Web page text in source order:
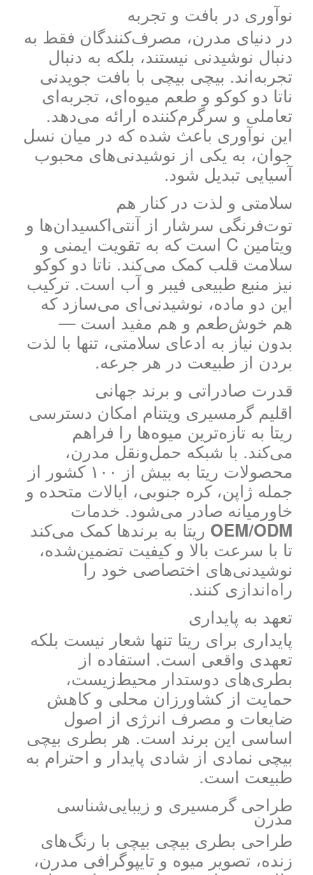
نوآوری در بافت و تجربه
در دنیای مدرن، مصرف‌کنندگان فقط به
دنبال نوشیدنی نیستند، بلکه به دنبال
تجربه‌اند. بیچی بیچی با بافت جویدنی
ناتا دو کوکو و طعم میوه‌ای، تجربه‌ای
تعاملی و سرگرم‌کننده ارائه می‌دهد.
این نوآوری باعث شده که در میان نسل
جوان، به یکی از نوشیدنی‌های محبوب
آسیایی تبدیل شود.
سلامتی و لذت در کنار هم
توت‌فرنگی سرشار از آنتی‌اکسیدان‌ها و
ویتامین C است که به تقویت ایمنی و
سلامت قلب کمک می‌کند. ناتا دو کوکو
نیز منبع طبیعی فیبر و آب است. ترکیب
این دو ماده، نوشیدنی‌ای می‌سازد که
هم خوش‌طعم و هم مفید است —
بدون نیاز به ادعای سلامتی، تنها با لذت
بردن از طبیعت در هر جرعه.
قدرت صادراتی و برند جهانی
اقلیم گرمسیری ویتنام امکان دسترسی
ریتا به تازه‌ترین میوه‌ها را فراهم
می‌کند. با شبکه حمل‌ونقل مدرن،
محصولات ریتا به بیش از ۱۰۰ کشور از
جمله ژاپن، کره جنوبی، ایالات متحده و
خاورمیانه صادر می‌شود. خدمات
OEM/ODM ریتا به برندها کمک می‌کند
تا با سرعت بالا و کیفیت تضمین‌شده،
نوشیدنی‌های اختصاصی خود را
راه‌اندازی کنند.
تعهد به پایداری
پایداری برای ریتا تنها شعار نیست بلکه
تعهدی واقعی است. استفاده از
بطری‌های دوستدار محیط‌زیست،
حمایت از کشاورزان محلی و کاهش
ضایعات و مصرف انرژی از اصول
اساسی این برند است. هر بطری بیچی
بیچی نمادی از شادی پایدار و احترام به
طبیعت است.
طراحی گرمسیری و زیبایی‌شناسی
مدرن
طراحی بطری بیچی بیچی با رنگ‌های
زنده، تصویر میوه و تایپوگرافی مدرن،